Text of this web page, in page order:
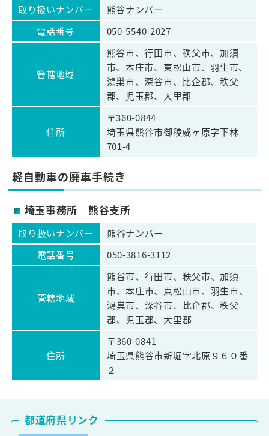
取り扱いナンバー
熊谷ナンバー
電話番号
050-5540-2027
管轄地域
熊谷市、行田市、秩父市、加須
市、本庄市、東松山市、羽生市、
鴻巣市、深谷市、比企郡、秩父
郡、児玉郡、大里郡
住所
〒360-0844
埼玉県熊谷市御稜威ヶ原字下林
701-4
軽自動車の廃車手続き
埼玉事務所 熊谷支所
取り扱いナンバー
熊谷ナンバー
電話番号
050-3816-3112
管轄地域
熊谷市、行田市、秩父市、加須
市、本庄市、東松山市、羽生市、
鴻巣市、深谷市、比企郡、秩父
郡、児玉郡、大里郡
住所
〒360-0841
埼玉県熊谷市新堀字北原９６０番
２
都道府県リンク